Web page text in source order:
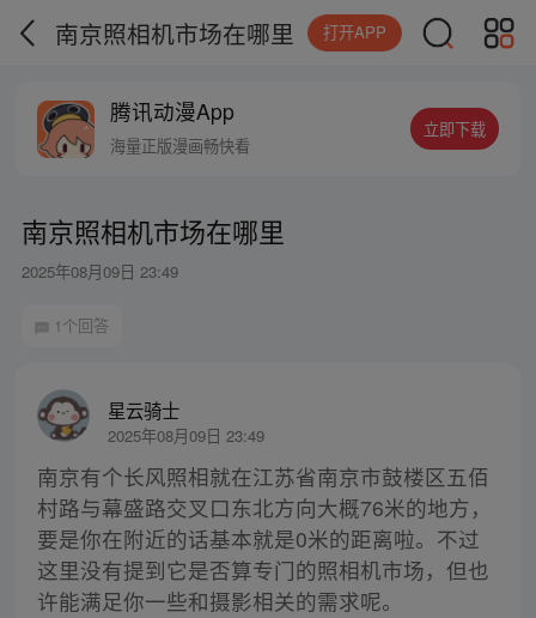
南京照相机市场在哪里 打开APP
腾讯动漫App
海量正版漫画畅快看
立即下载
南京照相机市场在哪里
2025年08月09日 23:49
1个回答
星云骑士
2025年08月09日 23:49
南京有个长风照相就在江苏省南京市鼓楼区五佰
村路与幕盛路交叉口东北方向大概76米的地方，
要是你在附近的话基本就是0米的距离啦。不过
这里没有提到它是否算专门的照相机市场，但也
许能满足你一些和摄影相关的需求呢。